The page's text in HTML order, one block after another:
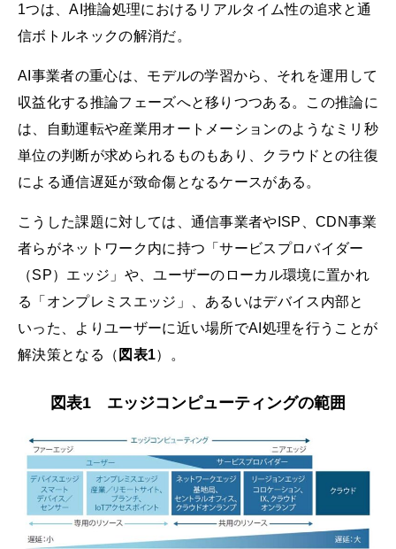
1つは、AI推論処理におけるリアルタイム性の追求と通
信ボトルネックの解消だ。
AI事業者の重心は、モデルの学習から、それを運用して
収益化する推論フェーズへと移りつつある。この推論に
は、自動運転や産業用オートメーションのようなミリ秒
単位の判断が求められるものもあり、クラウドとの往復
による通信遅延が致命傷となるケースがある。
こうした課題に対しては、通信事業者やISP、CDN事業
者らがネットワーク内に持つ「サービスプロバイダー
（SP）エッジ」や、ユーザーのローカル環境に置かれ
る「オンプレミスエッジ」、あるいはデバイス内部と
いった、よりユーザーに近い場所でAI処理を行うことが
解決策となる（ 図表1）。
図表1 エッジコンピューティングの範囲